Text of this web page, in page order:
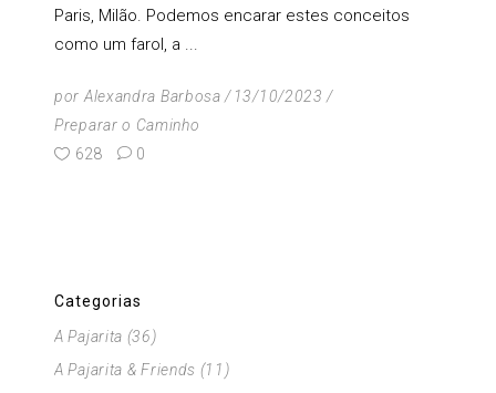
Paris, Milão. Podemos encarar estes conceitos
como um farol, a
porAlexandra Barbosa
13/10/2023
Preparar o Caminho
628
0
Categorias
A Pajarita (36)
A Pajarita & Friends (11)